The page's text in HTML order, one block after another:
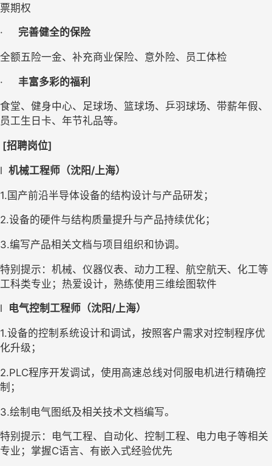
票期权
· 完善健全的保险
全额五险一金、补充商业保险、意外险、员工体检
· 丰富多彩的福利
食堂、健身中心、足球场、篮球场、乒羽球场、带薪年假、
员工生日卡、年节礼品等。
[招聘岗位]
l 机械工程师（沈阳/上海）
1.国产前沿半导体设备的结构设计与产品研发；
2.设备的硬件与结构质量提升与产品持续优化；
3.编写产品相关文档与项目组织和协调。
特别提示：机械、仪器仪表、动力工程、航空航天、化工等
工科类专业；热爱设计，熟练使用三维绘图软件
l 电气控制工程师（沈阳/上海）
1.设备的控制系统设计和调试，按照客户需求对控制程序优
化升级；
2.PLC程序开发调试，使用高速总线对伺服电机进行精确控
制；
3.绘制电气图纸及相关技术文档编写。
特别提示：电气工程、自动化、控制工程、电力电子等相关
专业；掌握C语言、有嵌入式经验优先